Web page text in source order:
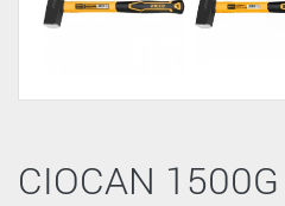
CIOCAN